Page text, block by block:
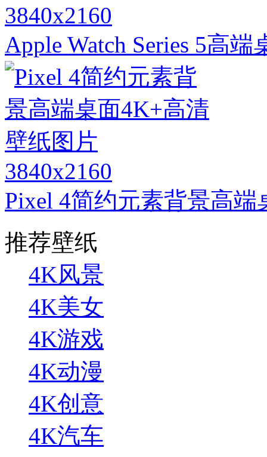
3840x2160
Apple Watch Series 5高
3840x2160
Pixel 4简约元素背景高
推荐壁纸
4K风景
4K美女
4K游戏
4K动漫
4K创意
4K汽车